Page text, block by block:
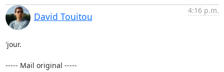
David Touitou
4:16 p.m.
'jour.
----- Mail original -----